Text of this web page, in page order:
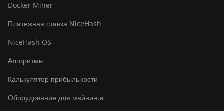
BITMAIN Antminer T19
Hydro (158Th)
BITMAIN Antminer T21
Docker Miner
Платежная ставка NiceHash
NiceHash OS
Алгоритмы
Калькулятор прибыльности
Оборудование для майнинга